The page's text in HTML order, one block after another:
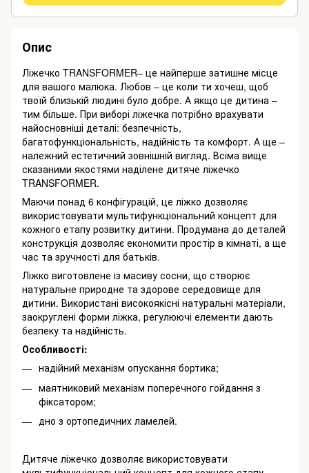
Опис
Ліжечко TRANSFORMER– це найперше затишне місце
для вашого малюка. Любов – це коли ти хочеш, щоб
твоїй близькій людині було добре. А якщо це дитина –
тим більше. При виборі ліжечка потрібно врахувати
найосновніші деталі: безпечність,
багатофункціональність, надійність та комфорт. А ще –
належний естетичний зовнішній вигляд. Всіма вище
сказаними якостями наділене дитяче ліжечко
TRANSFORMER.
Маючи понад 6 конфігурацій, це ліжко дозволяє
використовувати мультифункціональний концепт для
кожного етапу розвитку дитини. Продумана до деталей
конструкція дозволяє економити простір в кімнаті, а ще
час та зручності для батьків.
Ліжко виготовлене із масиву сосни, що створює
натуральне природне та здорове середовище для
дитини. Використані високоякісні натуральні матеріали,
заокруглені форми ліжка, регулюючі елементи дають
безпеку та надійність.
Особливості:
надійний механізм опускання бортика;
маятниковий механізм поперечного гойдання з
фіксатором;
дно з ортопедичних ламелей.
Дитяче ліжечко дозволяє використовувати